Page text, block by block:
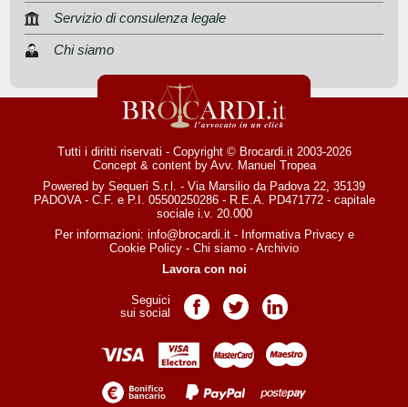
Servizio di consulenza legale
Chi siamo
Tutti i diritti riservati - Copyright © Brocardi.it 2003-2026
Concept & content by Avv. Manuel Tropea
Powered by Sequeri S.r.l. - Via Marsilio da Padova 22, 35139
PADOVA - C.F. e P.I. 05500250286 - R.E.A. PD471772 - capitale
sociale i.v. 20.000
Per informazioni: info@brocardi.it- Informativa Privacye
Cookie Policy - Chi siamo - Archivio
Lavora con noi
Seguici
sui social
Pagina Facebook
Pagina TwitterPagina LinkedIn